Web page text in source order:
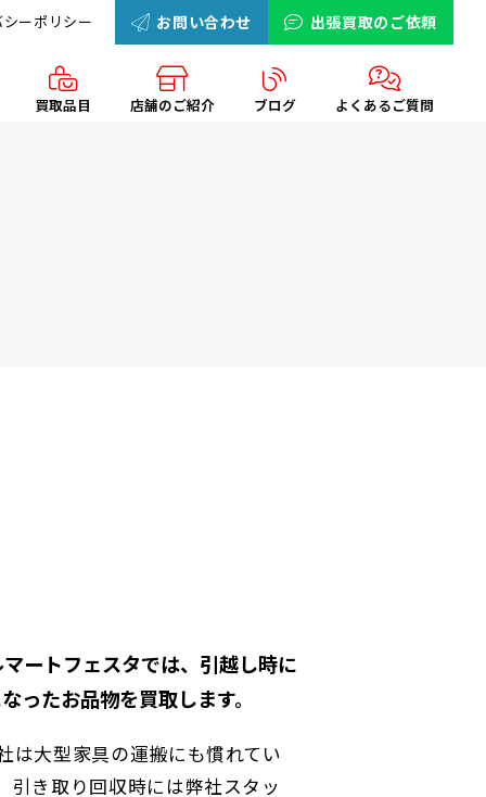
お問い合わせ 出張買取のご依頼
ーポリシー
買取品目 店舗のご紹介 ブログ よくあるご質問
ートフェスタでは、引越し時に
ったお品物を買取します。
は大型家具の運搬にも慣れてい
引き取り回収時には弊社スタッ